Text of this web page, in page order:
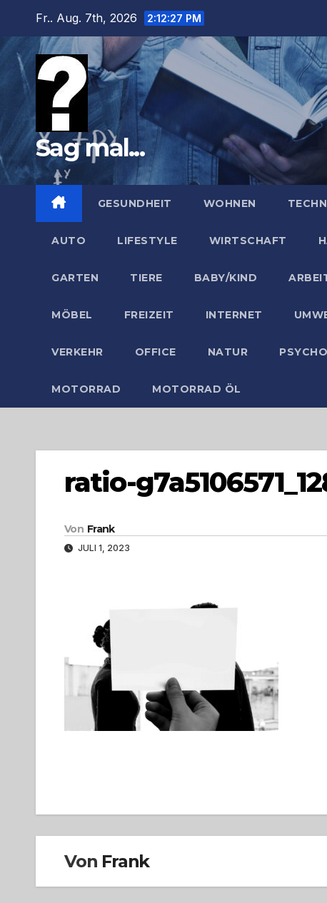
springen
Fr.. Aug. 7th, 2026 2:12:28 PM
Sag mal...
GESUNDHEIT WOHNEN
AUTO LIFESTYLE WIRTSCHAFT
GARTEN TIERE BABY/KIND
MÖBEL FREIZEIT INTERNET
VERKEHR OFFICE NATUR
MOTORRAD MOTORRAD ÖL
ratio-
Von Frank
JULI 1, 2023
Von Frank